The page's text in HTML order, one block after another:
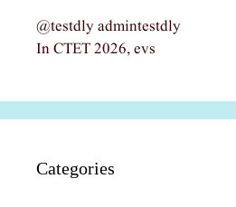
@testdly admintestdly
In CTET 2026, evs
Categories